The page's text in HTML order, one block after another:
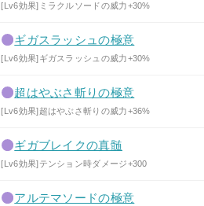
[Lv6効果]ミラクルソードの威力+30%
ギガスラッシュの極意
[Lv6効果]ギガスラッシュの威力+30%
超はやぶさ斬りの極意
[Lv6効果]超はやぶさ斬りの威力+36%
ギガブレイクの真髄
[Lv6効果]テンション時ダメージ+300
アルテマソードの極意